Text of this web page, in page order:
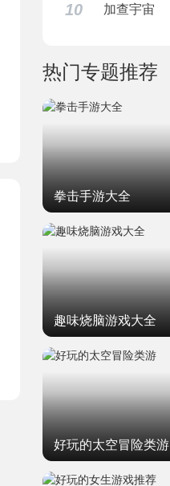
10 加查宇宙
热门专题推荐
拳击手游大全
趣味烧脑游戏大全
好玩的太空冒险类游